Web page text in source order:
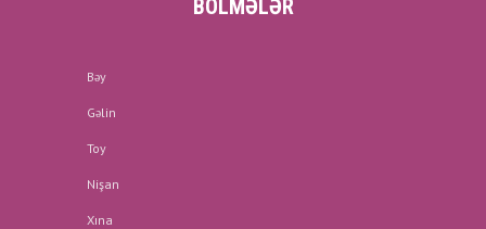
BÖLMƏLƏR
Bəy
Gəlin
Toy
Nişan
Xına